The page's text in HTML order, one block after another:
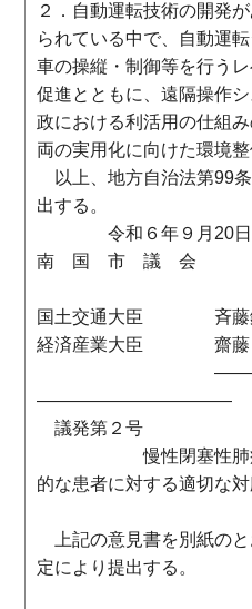
２．自動運転技術の開発
られている中で、自動運
車の操縦・制御等を行う
促進とともに、遠隔操作
政における利活用の仕組
両の実用化に向けた環境整
以上、地方自治法第99
出する。
令和６年９月20日
南 国 市 議 会
国土交通大臣 斉藤
経済産業大臣 齋
―――――――――――
議発第２号
慢性閉塞性肺疾患
的な患者に対する適切な
上記の意見書を別紙の
定により提出する。